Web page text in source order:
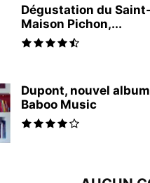
Dégustation du
Maison Pichon,...
Dupont, nouvel
Baboo Music